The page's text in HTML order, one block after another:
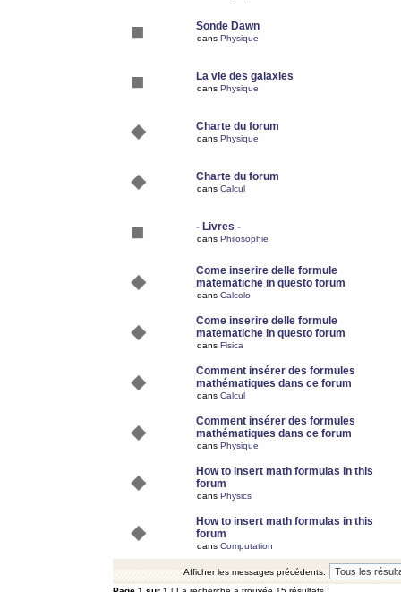
Sonde Dawn
dans Physique
La vie des galaxies
dans Physique
Charte du forum
dans Physique
Charte du forum
dans Calcul
- Livres -
dans Philosophie
Come inserire delle formule
matematiche in questo forum
dans Calcolo
Come inserire delle formule
matematiche in questo forum
dans Fisica
Comment insérer des formules
mathématiques dans ce forum
dans Calcul
Comment insérer des formules
mathématiques dans ce forum
dans Physique
How to insert math formulas in this
forum
dans Physics
How to insert math formulas in this
forum
dans Computation
Afficher les messages précédents: